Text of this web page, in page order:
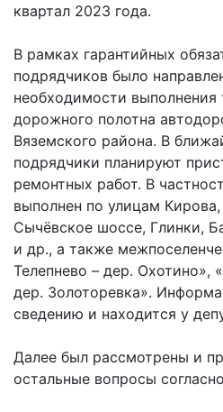
квартал 2023 года.
В рамках гарантийных
подрядчиков было
необходимости выполнения
дорожного полотна
Вяземского района. В
подрядчики планируют
ремонтных работ. В
выполнен по улицам
Сычёвское шоссе, Глинки,
и др., а также
Телепнево – дер. Охотино»,
дер. Золоторевка».
сведению и находится у
Далее был рассмотрены и
остальные вопросы